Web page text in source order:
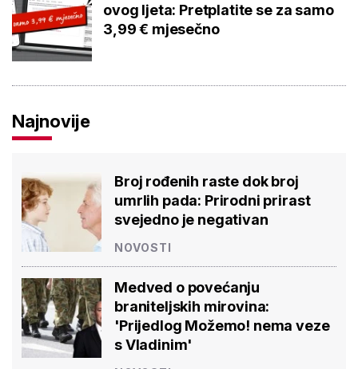
ovog ljeta: Pretplatite se za samo
3,99 € mjesečno
Najnovije
Broj rođenih raste dok broj
umrlih pada: Prirodni prirast
svejedno je negativan
NOVOSTI
Medved o povećanju
braniteljskih mirovina:
'Prijedlog Možemo! nema veze
s Vladinim'